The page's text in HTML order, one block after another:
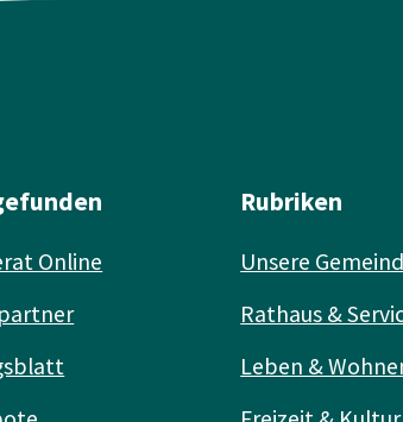
Online
Rubriken
Unsere
Rathaus &
Leben &